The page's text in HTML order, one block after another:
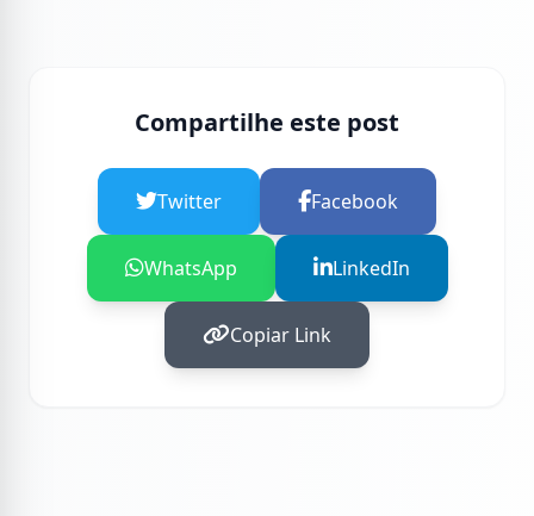
Compartilhe este post
Twitter Facebook
WhatsApp LinkedIn
Copiar Link